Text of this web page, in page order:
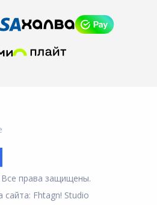
права защищены.
сайта: Fhtagn! Studio